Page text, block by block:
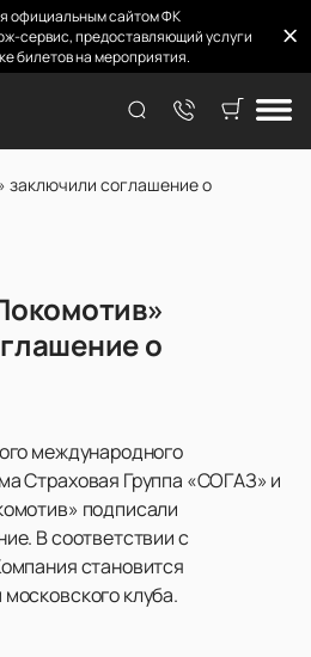
официальным сайтом ФК
сервис, предоставляющий услуги
билетов на мероприятия.
соглашение о
о
международного
Страховая Группа «СОГАЗ» и
подписали
В соответствии с
становится
клуба.